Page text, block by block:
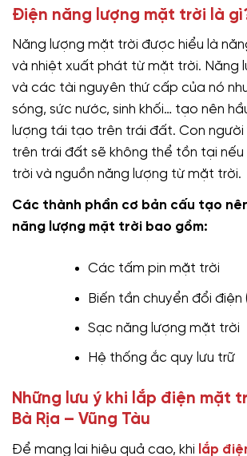
Điện năng lượng mặt trời là
Năng lượng mặt trời được hiểu là
và nhiệt xuất phát từ mặt trời. Năng
và các tài nguyên thứ cấp của nó
sóng, sức nước, sinh khối… tạo nên
lượng tái tạo trên trái đất. Con
trên trái đất sẽ không thể tồn tại
trời và nguồn năng lượng từ mặt trời.
Các thành phần cơ bản cấu tạo
năng lượng mặt trời bao gồm:
Các tấm pin mặt trời
Biến tần chuyển đổi điện
Sạc năng lượng mặt trời
Hệ thống ắc quy lưu trữ
Những lưu ý khi lắp điện mặt
Bà Rịa – Vũng Tàu
Để mang lại hiệu quả cao, khi lắp